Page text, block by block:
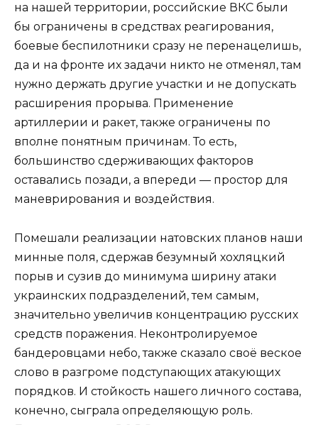
на нашей территории, российские ВКС были
бы ограничены в средствах реагирования,
боевые беспилотники сразу не перенацелишь,
да и на фронте их задачи никто не отменял, там
нужно держать другие участки и не допускать
расширения прорыва. Применение
артиллерии и ракет, также ограничены по
вполне понятным причинам. То есть,
большинство сдерживающих факторов
оставались позади, а впереди — простор для
маневрирования и воздействия.
Помешали реализации натовских планов наши
минные поля, сдержав безумный хохляцкий
порыв и сузив до минимума ширину атаки
украинских подразделений, тем самым,
значительно увеличив концентрацию русских
средств поражения. Неконтролируемое
бандеровцами небо, также сказало своё веское
слово в разгроме подступающих атакующих
порядков. И стойкость нашего личного состава,
конечно, сыграла определяющую роль.